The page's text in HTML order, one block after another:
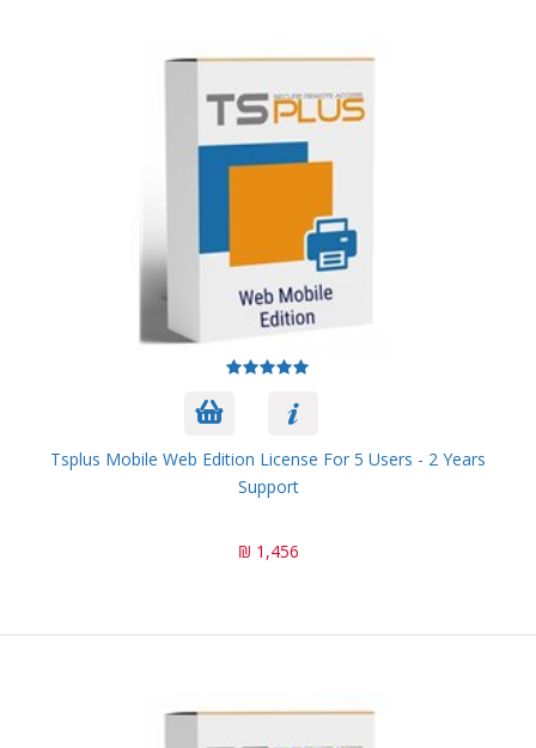
Tsplus Mobile Web Edition License For 5 Users - 2 Years
Support
1,456 ₪